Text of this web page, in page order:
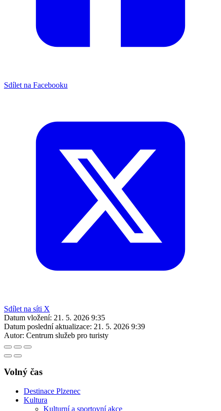
Sdílet na Facebooku
Sdílet na síti X
Datum vložení: 21. 5. 2026 9:35
Datum poslední aktualizace: 21. 5. 2026 9:39
Autor: Centrum služeb pro turisty
Volný čas
Destinace Plzenec
Kultura
Kulturní a sportovní akce